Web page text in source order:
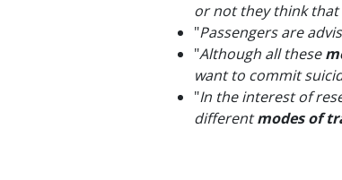
or not they think that
"Passengers are
"Although all these
want to commit
"In the interest of
differentmodes of